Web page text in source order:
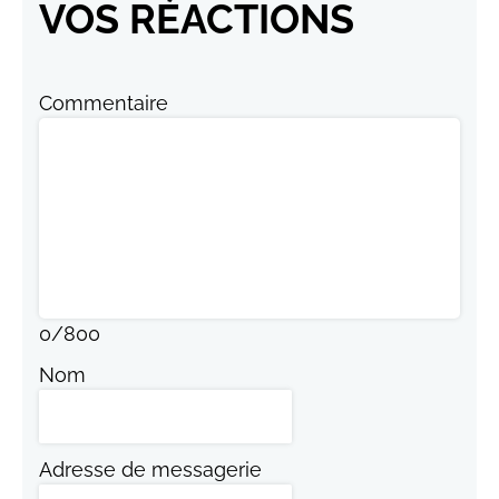
VOS RÉACTIONS
Commentaire
0/800
Nom
Adresse de messagerie